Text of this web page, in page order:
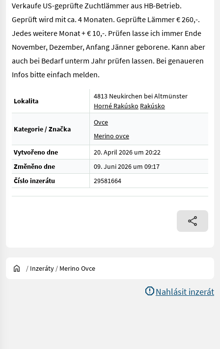
Verkaufe US-geprüfte Zuchtlämmer aus HB-Betrieb.
Geprüft wird mit ca. 4 Monaten. Geprüfte Lämmer € 260,-.
Jedes weitere Monat + € 10,-. Prüfen lasse ich immer Ende
November, Dezember, Anfang Jänner geborene. Kann aber
auch bei Bedarf unterm Jahr prüfen lassen. Bei genaueren
Infos bitte einfach melden.
Lokalita
4813 Neukirchen bei Altmünster
Horné Rakúsko Rakúsko
Kategorie / Značka
Ovce
Merino ovce
Vytvořeno dne
20. April 2026 um 20:22
Změněno dne
09. Juni 2026 um 09:17
Číslo inzerátu
29581664
/ Inzeráty / Merino Ovce
Nahlásit inzerát